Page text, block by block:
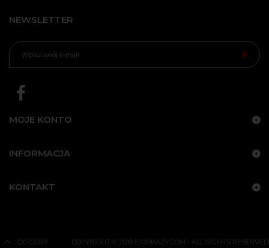
NEWSLETTER
MOJE KONTO
INFORMACJA
KONTAKT
DO GÓRY COPYRIGHT © 2019 E-OBRAZY.COM - ALL RIGHTS RESERVED